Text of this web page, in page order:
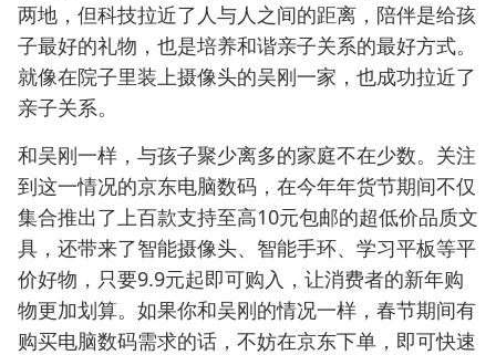
两地，但科技拉近了人与人之间的距离，陪伴是给孩
子最好的礼物，也是培养和谐亲子关系的最好方式。
就像在院子里装上摄像头的吴刚一家，也成功拉近了
亲子关系。
和吴刚一样，与孩子聚少离多的家庭不在少数。关注
到这一情况的京东电脑数码，在今年年货节期间不仅
集合推出了上百款支持至高10元包邮的超低价品质文
具，还带来了智能摄像头、智能手环、学习平板等平
价好物，只要9.9元起即可购入，让消费者的新年购
物更加划算。如果你和吴刚的情况一样，春节期间有
购买电脑数码需求的话，不妨在京东下单，即可快速